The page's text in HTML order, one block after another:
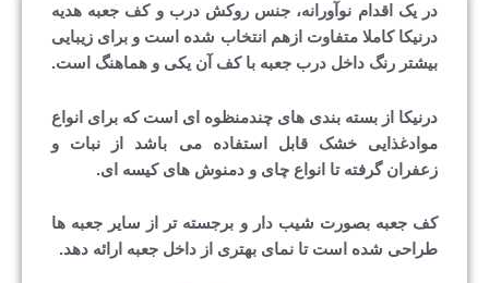
در یک اقدام نوآورانه، جنس روکش درب و کف جعبه هدیه
درنیکا کاملا متفاوت ازهم انتخاب شده است و برای زیبایی
بیشتر رنگ داخل درب جعبه با کف آن یکی و هماهنگ است.
درنیکا از بسته بندی های چندمنظوه ای است که برای انواع
موادغذایی خشک قابل استفاده می باشد از نبات و
زعفران گرفته تا انواع چای و دمنوش های کیسه ای.
کف جعبه بصورت شیب دار و برجسته تر از سایر جعبه ها
طراحی شده است تا نمای بهتری از داخل جعبه ارائه دهد.